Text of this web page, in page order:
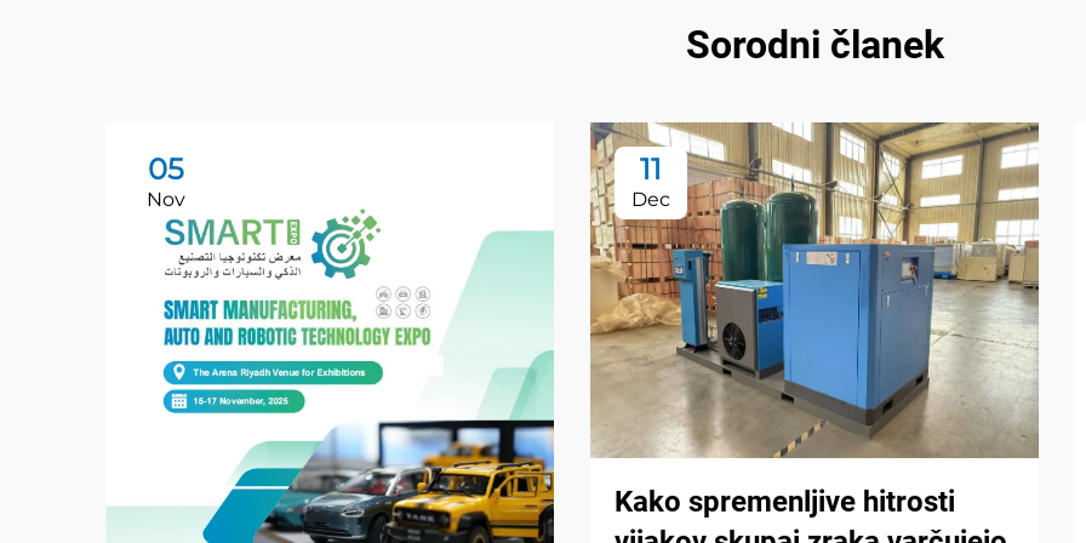
Sorodni članek
05
Nov
11
Dec
Kako spremenljive hitrosti